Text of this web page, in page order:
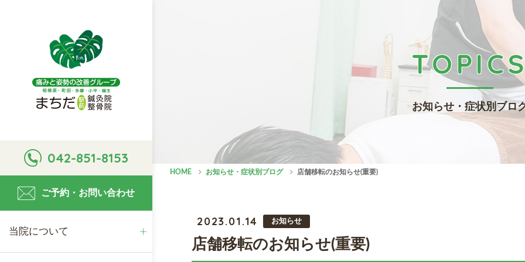
042-851-8153
ご予約・お問い合わせ
当院について
院紹介
医院概要
料金のご案内
料金のご案内
交通事故治療
お知らせ・症状別ブロ
HOME お知らせ・症状別ブログ 店舗移転のお知らせ(重要)
2023.01.14 お知らせ
店舗移転のお知らせ(重要)